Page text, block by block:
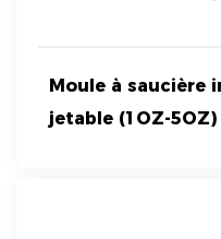
Moule à saucière
jetable (1OZ-5OZ)